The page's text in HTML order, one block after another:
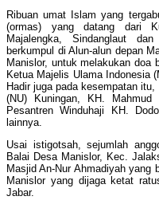
Ribuan umat Islam yang
(ormas) yang datang dari
Majalengka, Sindanglaut
berkumpul di Alun-alun depan
Manislor, untuk melakukan doa
Ketua Majelis Ulama Indonesia
Hadir juga pada kesempatan
(NU) Kuningan, KH. Mahmud
Pesantren Winduhaji KH.
lainnya.
Usai istigotsah, sejumlah
Balai Desa Manislor, Kec.
Masjid An-Nur Ahmadiyah yang
Manislor yang dijaga ketat
Jabar.